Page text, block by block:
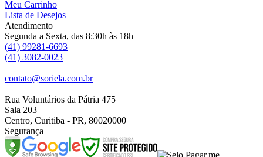
Meu Carrinho
Lista de Desejos
Atendimento
Segunda a Sexta, das 8:30h às 18h
(41) 99281-6693
(41) 3082-0023
contato@soriela.com.br
Rua Voluntários da Pátria 475
Sala 203
Centro, Curitiba - PR, 80020000
Segurança